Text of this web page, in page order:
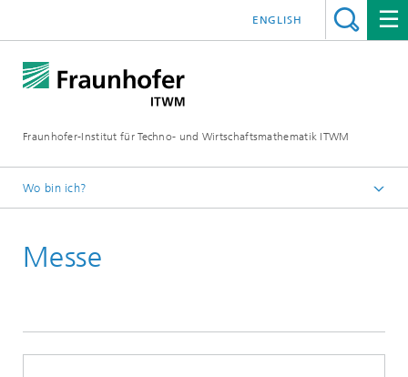
Fraunhofer-Institut für Techno- und Wirtschaftsmathematik ITWM
ENGLISH
Wo bin ich?
Messe